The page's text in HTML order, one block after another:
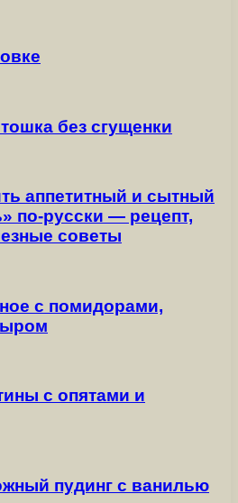
без сгущенки
аппетитный и сытный
по-русски — рецепт,
советы
с помидорами,
с опятами и
пудинг с ванилью